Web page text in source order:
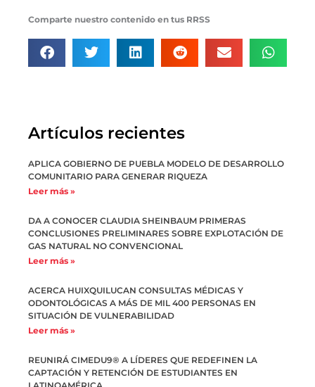
Comparte nuestro contenido en tus RRSS
Artículos recientes
APLICA GOBIERNO DE PUEBLA MODELO DE DESARROLLO
COMUNITARIO PARA GENERAR RIQUEZA
Leer más »
DA A CONOCER CLAUDIA SHEINBAUM PRIMERAS
CONCLUSIONES PRELIMINARES SOBRE EXPLOTACIÓN DE
GAS NATURAL NO CONVENCIONAL
Leer más »
ACERCA HUIXQUILUCAN CONSULTAS MÉDICAS Y
ODONTOLÓGICAS A MÁS DE MIL 400 PERSONAS EN
SITUACIÓN DE VULNERABILIDAD
Leer más »
REUNIRÁ CIMEDU9®️ A LÍDERES QUE REDEFINEN LA
CAPTACIÓN Y RETENCIÓN DE ESTUDIANTES EN